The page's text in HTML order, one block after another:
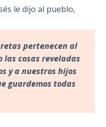
le dijo al pueblo,
pertenecen al
las cosas reveladas
y a nuestros hijos
guardemos todas